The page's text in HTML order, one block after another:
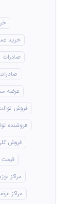
خرید
صادرات
عرضه
فروش
فروشنده
فروش
قیمت
مراکز
مراکز